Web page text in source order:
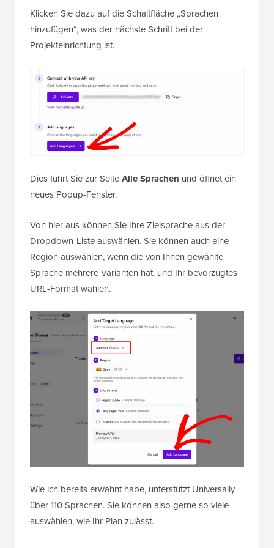
Klicken Sie dazu auf die Schaltfläche „Sprachen
hinzufügen“, was der nächste Schritt bei der
Projekteinrichtung ist.
Dies führt Sie zur SeiteAlle Sprachen und öffnet ein
neues Popup-Fenster.
Von hier aus können Sie Ihre Zielsprache aus der
Dropdown-Liste auswählen. Sie können auch eine
Region auswählen, wenn die von Ihnen gewählte
Sprache mehrere Varianten hat, und Ihr bevorzugtes
URL-Format wählen.
Wie ich bereits erwähnt habe, unterstützt Universally
über 110 Sprachen. Sie können also gerne so viele
auswählen, wie Ihr Plan zulässt.